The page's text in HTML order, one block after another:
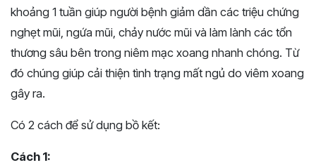
khoảng 1 tuần giúp người bệnh giảm dần các triệu chứng
nghẹt mũi, ngứa mũi, chảy nước mũi và làm lành các tổn
thương sâu bên trong niêm mạc xoang nhanh chóng. Từ
đó chúng giúp cải thiện tình trạng mất ngủ do viêm xoang
gây ra.
Có 2 cách để sử dụng bồ kết:
Cách 1: